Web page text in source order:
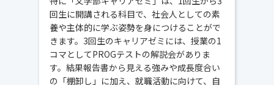
回生に開講される科目で、社会人としての素
養や主体的に学ぶ姿勢を身につけることがで
きます。3回生のキャリアゼミには、授業の1
コマとしてPROGテストの解説会がありま
す。結果報告書から見える強みや成長度合い
の「棚卸し」に加え、就職活動に向けて、自